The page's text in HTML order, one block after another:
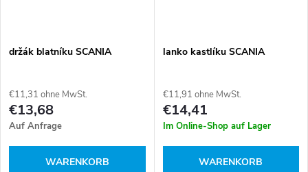
držák blatníku SCANIA
€11,31 ohne MwSt.
€13,68
Auf Anfrage
WARENKORB
lanko kastlíku SCANIA
€11,91 ohne MwSt.
€14,41
Im Online-Shop auf Lager
WARENKORB